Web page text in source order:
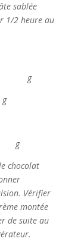
sablée
1/2 heure au
g
g
chocolat
Vérifier
montée
de suite au